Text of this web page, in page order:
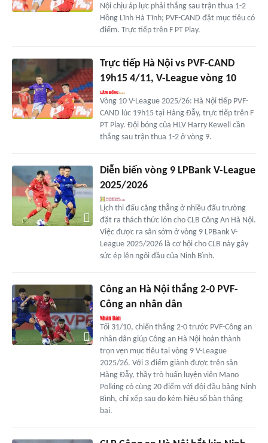
Nội chịu áp lực phải thắng sau trận thua 1-2
Hồng Lĩnh Hà Tĩnh; PVF-CAND đặt mục tiêu có
điểm. Trực tiếp trên F PT Play.
Trực tiếp Hà Nội vs PVF-CAND
19h15 4/11, V-League vòng 10
Vòng 10 V-League 2025/26: Hà Nội tiếp PVF-
CAND lúc 19h15 tại Hàng Đẫy, trực tiếp trên F
PT Play. Đội bóng của HLV Harry Kewell cần
thắng sau trận thua 1-2 ở vòng 9.
Diễn biến vòng 9 LPBank V-League
2025/2026
Lịch thi đấu căng thẳng ở nhiều đấu trường
đặt ra thách thức lớn cho CLB Công An Hà Nội.
Việc được ra sân sớm ở vòng 9 LPBank V-
League 2025/2026 là cơ hội cho CLB này gây
sức ép lên ngôi đầu của Ninh Bình.
Công an Hà Nội thắng 2-0 PVF-
Công an nhân dân
Tối 31/10, chiến thắng 2-0 trước PVF-Công an
nhân dân giúp Công an Hà Nội hoàn thành
trọn vẹn mục tiêu tại vòng 9 V-League
2025/26. Với 3 điểm giành được trên sân
Hàng Đẫy, thầy trò huấn luyện viên Mano
Polking có cùng 20 điểm với đội đầu bảng Ninh
Bình, chỉ xếp sau do kém hiệu số bàn thắng
bại.